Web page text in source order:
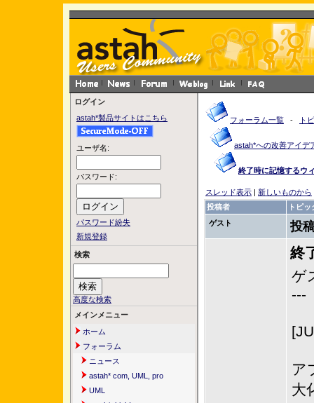
ログイン
astah*製品サイトはこちら
ユーザ名:
パスワード:
パスワード紛失
新規登録
検索
高度な検索
メインメニュー
ホーム
フォーラム
ニュース
astah* com, UML, pro
UML
フォーラム一覧 - ト
astah*への改善アイデ
終了時に記憶するウ
スレッド表示 | 新しいものから
投稿者
トピッ
ゲスト
投
終
ゲ
---
ア
大